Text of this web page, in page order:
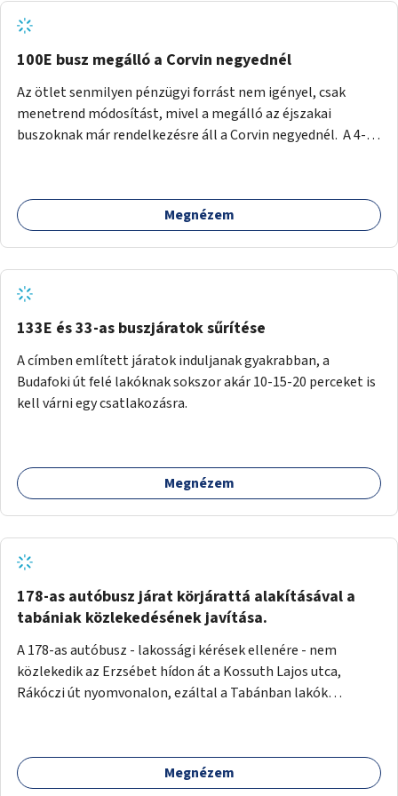
tud állni a megállóba. A környéken a tömegközlekedés
csúcsidőben már most is fullos, a Bosnyák téri beruházások
befejeztével hatványozódni fog az utazási igény.
100E busz megálló a Corvin negyednél
Az ötlet senmilyen pénzügyi forrást nem igényel, csak
menetrend módosítást, mivel a megálló az éjszakai
buszoknak már rendelkezésre áll a Corvin negyednél. A 4-es
ha a 100E reptéri busz a Corvin negyed metrómegállónál is
megállna - főleg éjjel, amikor a metró nem jár, és a 200E
nem hosszabbítaná meg sokkal, a 4-6 vonalán lakóknak
viszont a Kálvin tér-Corvin negyed utat megspórolva 10-15
perccel rövidítheti az utazási idejét.
Megnézem
133E és 33-as buszjáratok sűrítése
A címben említett járatok induljanak gyakrabban, a
Budafoki út felé lakóknak sokszor akár 10-15-20 perceket is
kell várni egy csatlakozásra.
Megnézem
178-as autóbusz járat körjárattá alakításával a
tabániak közlekedésének javítása.
A 178-as autóbusz - lakossági kérések ellenére - nem
közlekedik az Erzsébet hídon át a Kossuth Lajos utca,
Rákóczi út nyomvonalon, ezáltal a Tabánban lakók
járattal feljutni a Naphegyre, ahol iskola és óvoda is van a
körzetben élők számára. Megoldás lenne, ha a 178-as
Megnézem